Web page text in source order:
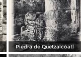
Piedra de Quetzalcóatl